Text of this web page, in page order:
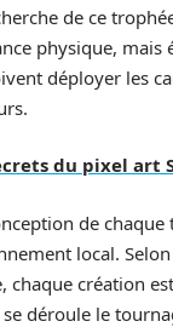
de ce
physique, mais
déployer les
du pixel art
de
local.
chaque création
déroule le